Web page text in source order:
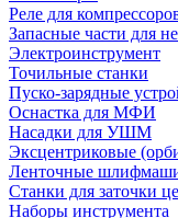
Реле для
Запасные части для
Электроинструмент
Точильные станки
Пуско-зарядные
Оснастка для МФИ
Насадки для УШМ
Эксцентриковые
Ленточные
Станки для заточки
Наборы инструмента